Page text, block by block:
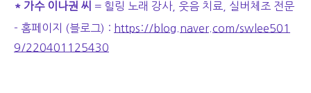
* 가수 이나권 씨 = 힐링 노래 강사, 웃음 치료, 실버체조 전문
- 홈페이지 (블로그) : https://blog.naver.com/swlee501
9/220401125430